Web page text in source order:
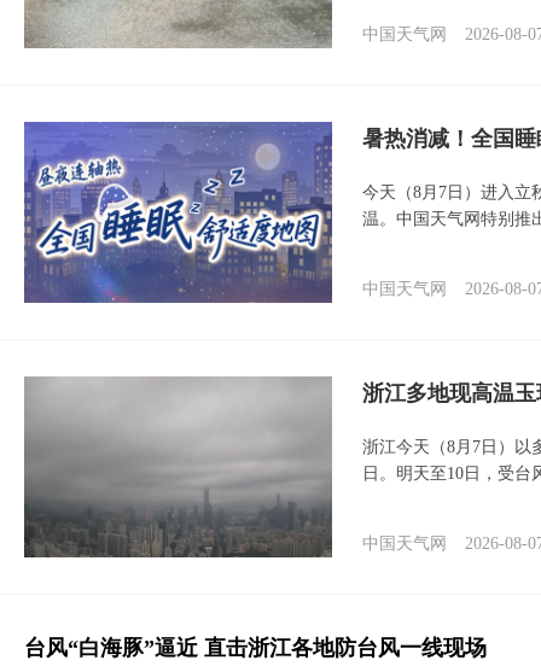
中国天气网 2026-08-
暑热消减！全国
今天（8月7日）进入立
温。中国天气网特别推
中国天气网 2026-08-
浙江多地现高温
浙江今天（8月7日）以
日。明天至10日，受台
中国天气网 2026-08-
台风“白海豚”逼近 直击浙江各地防台风一线现场